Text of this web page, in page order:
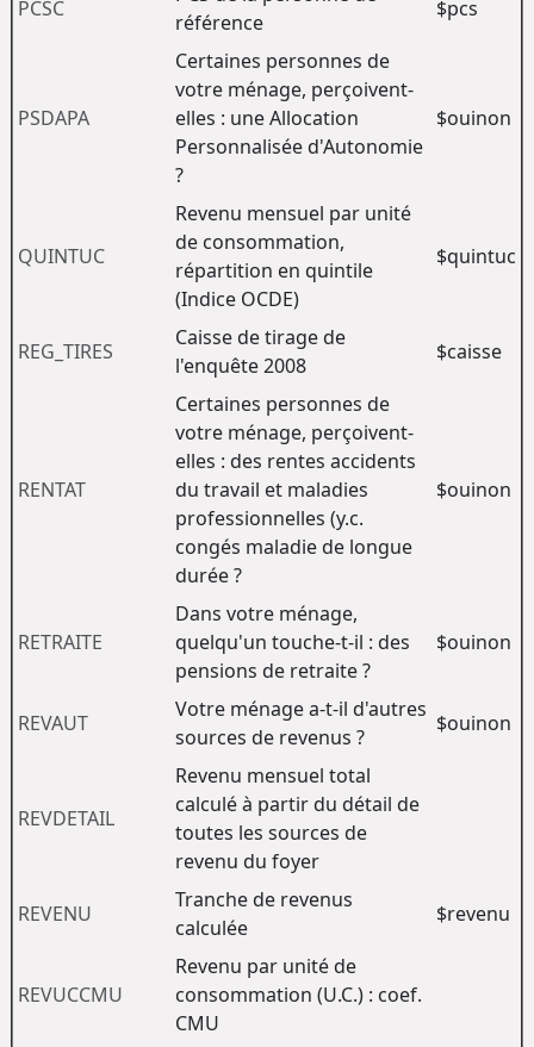
PCSC
référence
$pcs
PSDAPA
Certaines personnes de
votre ménage, perçoivent-
elles : une Allocation
Personnalisée d'Autonomie
?
$ouinon
QUINTUC
Revenu mensuel par unité
de consommation,
répartition en quintile
(Indice OCDE)
$quintuc
REG_TIRES
Caisse de tirage de
l'enquête 2008
$caisse
RENTAT
Certaines personnes de
votre ménage, perçoivent-
elles : des rentes accidents
du travail et maladies
professionnelles (y.c.
congés maladie de longue
durée ?
$ouinon
RETRAITE
Dans votre ménage,
quelqu'un touche-t-il : des
pensions de retraite ?
$ouinon
REVAUT
Votre ménage a-t-il d'autres
sources de revenus ?
$ouinon
REVDETAIL
Revenu mensuel total
calculé à partir du détail de
toutes les sources de
revenu du foyer
REVENU
Tranche de revenus
calculée
$revenu
REVUCCMU
Revenu par unité de
consommation (U.C.) : coef.
CMU